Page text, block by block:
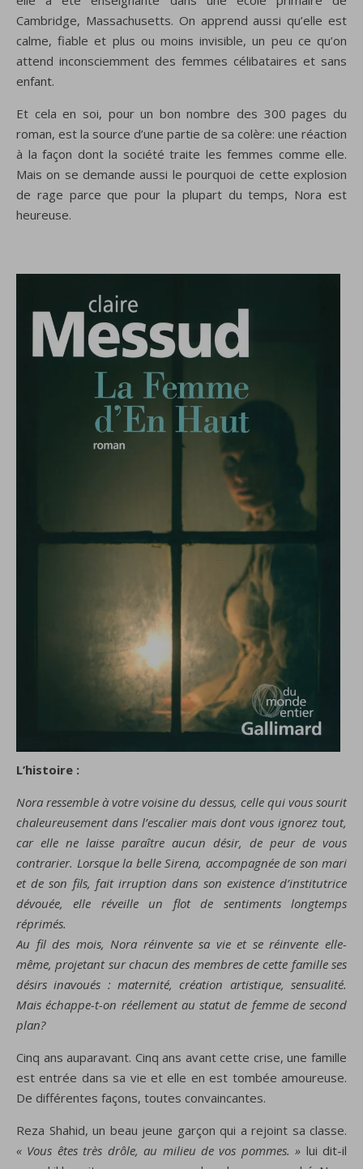
Cambridge, Massachusetts. On apprend aussi qu’elle est
calme, fiable et plus ou moins invisible, un peu ce qu’on
attend inconsciemment des femmes célibataires et sans
enfant.
Et cela en soi, pour un bon nombre des 300 pages du
roman, est la source d’une partie de sa colère: une réaction
à la façon dont la société traite les femmes comme elle.
Mais on se demande aussi le pourquoi de cette explosion
de rage parce que pour la plupart du temps, Nora est
heureuse.
L’histoire :
Nora ressemble à votre voisine du dessus, celle qui vous sourit
chaleureusement dans l’escalier mais dont vous ignorez tout,
car elle ne laisse paraître aucun désir, de peur de vous
contrarier. Lorsque la belle Sirena, accompagnée de son mari
et de son fils, fait irruption dans son existence d’institutrice
dévouée, elle réveille un flot de sentiments longtemps
réprimés.
Au fil des mois, Nora réinvente sa vie et se réinvente elle-
même, projetant sur chacun des membres de cette famille ses
désirs inavoués : maternité, création artistique, sensualité.
Mais échappe-t-on réellement au statut de femme de second
plan?
Cinq ans auparavant. Cinq ans avant cette crise, une famille
est entrée dans sa vie et elle en est tombée amoureuse.
De différentes façons, toutes convaincantes.
Reza Shahid, un beau jeune garçon qui a rejoint sa classe.
« Vous êtes très drôle, au milieu de vos pommes. » lui dit-il